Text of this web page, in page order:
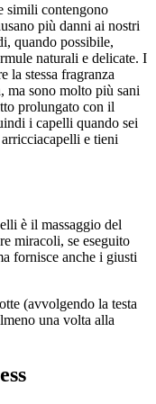
simili contengono
più danni ai nostri
quando possibile,
naturali e delicate. I
la stessa fragranza
ma sono molto più sani
prolungato con il
i capelli quando sei
e tieni
è il massaggio del
miracoli, se eseguito
fornisce anche i giusti
(avvolgendo la testa
una volta alla